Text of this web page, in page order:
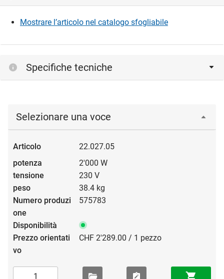
Mostrare l’articolo nel catalogo sfogliabile
Specifiche tecniche
Selezionare una voce
22.027.05
2'000 W
230 V
38.4 kg
575783
CHF 2'289.00 / 1 pezzo